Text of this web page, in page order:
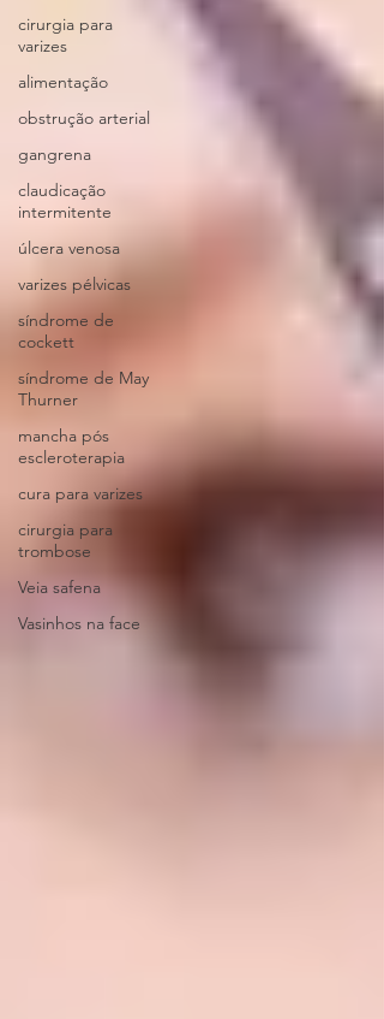
cirurgia para
varizes
alimentação
obstrução arterial
gangrena
claudicação
intermitente
úlcera venosa
varizes pélvicas
síndrome de
cockett
síndrome de May
Thurner
mancha pós
escleroterapia
cura para varizes
cirurgia para
trombose
Veia safena
Vasinhos na face